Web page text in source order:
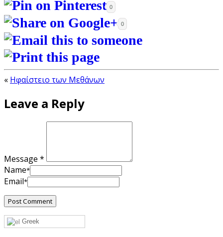
0
0
« Ηφαίστειο των Μεθάνων
Leave a Reply
Message *
Name*
Email*
Greek